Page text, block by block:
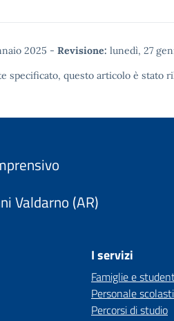
2025 - Revisione: lunedì, 27
specificato, questo articolo è stato
Valdarno (AR)
I servizi
Famiglie e
Personale
Percorsi di studio